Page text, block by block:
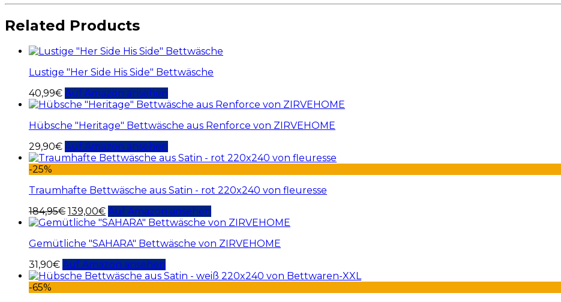
Related Products
Lustige "Her Side His Side" Bettwäsche
40,99€ Auf Amazon ansehen
Hübsche "Heritage" Bettwäsche aus Renforce von ZIRVEHOME
29,90€ Auf Amazon ansehen
-25%
Traumhafte Bettwäsche aus Satin - rot 220x240 von fleuresse
184,95€ 139,00€ Auf Amazon ansehen
Gemütliche "SAHARA" Bettwäsche von ZIRVEHOME
31,90€ Auf Amazon ansehen
-65%